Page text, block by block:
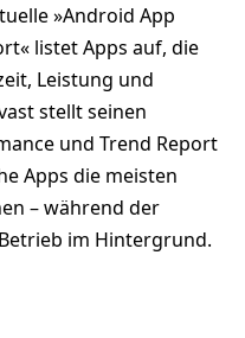
»Android App
listet Apps auf, die
Leistung und
stellt seinen
und Trend Report
Apps die meisten
– während der
im Hintergrund.